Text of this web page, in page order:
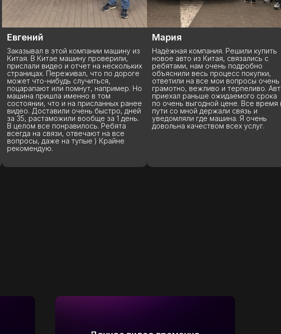
компании машину из
машину проверили,
и отчет на нескольких
что по дороге
случиться,
помнут, например. Но
именно в том
и на присланных ранее
очень быстро, дней
вообще за 1 день.
Ребята
отвечают на все
на тупые ) Крайне
Надёжная компания. Решили купить
новое авто из Китая, связались с
ребятами, нам очень подробно
объяснили весь процесс покупки,
ответили на все мои вопросы очень
грамотно, вежливо и терпеливо. Авто
приехал раньше ожидаемого срока
по очень выгодной цене. Все время в
пути со мной держали связь и
уведомляли где машина. Я очень
довольна качеством всех услуг.
Советую
прошла
и
показали